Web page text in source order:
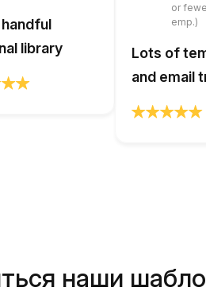
handful
library
or
emp.)
Lots of
and email
наши